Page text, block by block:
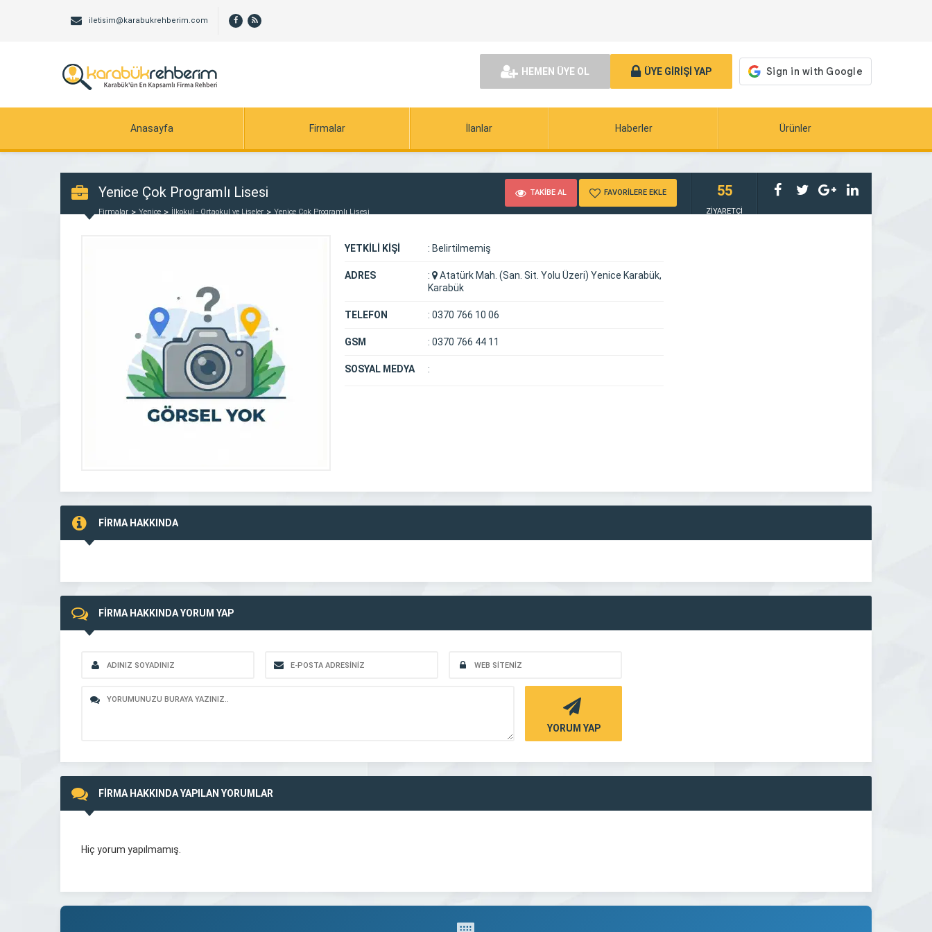
iletisim@karabukrehberim.com
HEMEN ÜYE OL ÜYE GİRİŞİ YAP
Anasayfa Firmalar İlanlar Haberler Ürünler
Yenice Çok Programlı Lisesi
Firmalar Yenice İlkokul - Ortaokul ve Liseler Yenice Çok Programlı Lisesi
TAKİBE AL FAVORİLERE EKLE 55
ZİYARETÇİ
YETKİLİ KİŞİ : Belirtilmemiş
ADRES :
Atatürk Mah. (San. Sit. Yolu Üzeri) Yenice Karabük,
Karabük
TELEFON : 0370 766 10 06
GSM : 0370 766 44 11
SOSYAL MEDYA :
FİRMA HAKKINDA
FİRMA HAKKINDA YORUM YAP
YORUM YAP
FİRMA HAKKINDA YAPILAN YORUMLAR
Hiç yorum yapılmamış.